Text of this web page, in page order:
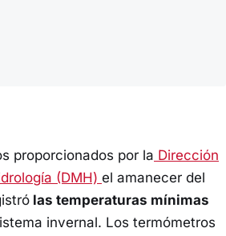
proporcionados por la Dirección
(DMH) el amanecer del
las temperaturas mínimas
invernal. Los termómetros